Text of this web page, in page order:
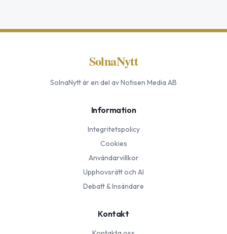
SolnaNytt
SolnaNyttär en del av Notisen Media AB
Information
Integritetspolicy
Cookies
Användarvillkor
Upphovsrätt och AI
Debatt & Insändare
Kontakt